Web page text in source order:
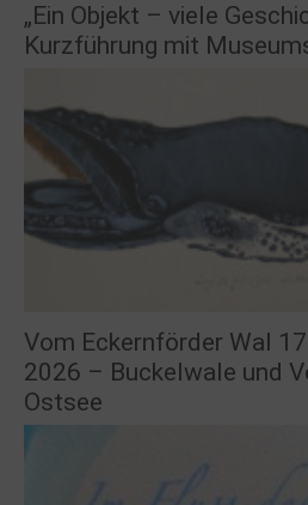
„Ein Objekt – viele
Kurzführung mit
Vom Eckernförder Wal
2026 – Buckelwale und
Ostsee